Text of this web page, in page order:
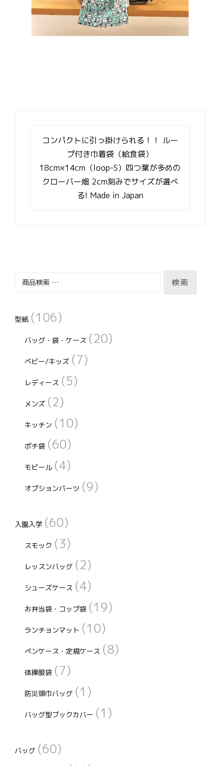
コンパクトに引っ掛けられる！！ ルー
プ付き巾着袋（給食袋）
18cm×14cm（loop-S）四つ葉が多めの
クローバー畑 2cm刻みでサイズが選べ
る! Made in Japan
象:
検索
型紙 (106)
バッグ・袋・ケース (20)
ベビー/キッズ (7)
レディース (5)
メンズ (2)
キッチン (10)
ポチ袋 (60)
モビール (4)
オプションパーツ (9)
入園入学 (60)
スモック (3)
レッスンバッグ (2)
シューズケース (4)
お弁当袋・コップ袋 (19)
ランチョンマット (10)
ペンケース・定規ケース (8)
体操服袋 (7)
防災頭巾バッグ (1)
バッグ型ブックカバー (1)
バッグ (60)